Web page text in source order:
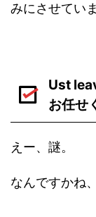
みにさせてい
Ust
お任せ
えー、謎。
なんですかね、